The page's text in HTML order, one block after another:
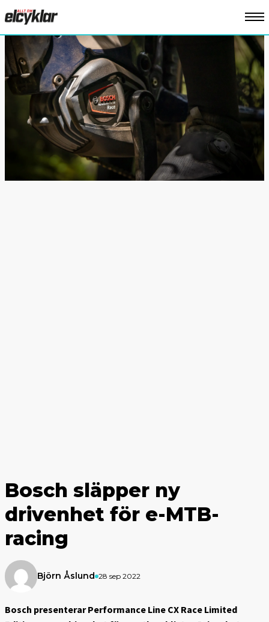
Bosch släpper ny
drivenhet för e-MTB-
racing
Björn Åslund 28 sep 2022
Bosch presenterar Performance Line CX Race Limited